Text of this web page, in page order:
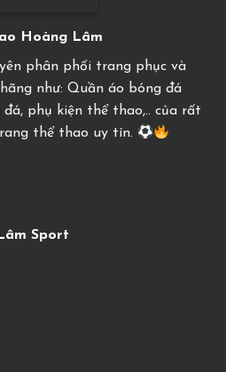
Hoàng Lâm
phân phối trang phục và
như: Quần áo bóng đá
phụ kiện thể thao,.. của rất
thể thao uy tín.
Sport